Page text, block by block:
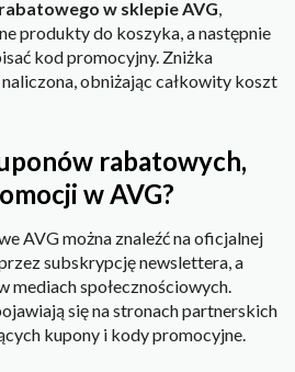
w sklepie AVG,
produkty do koszyka, a następnie
kod promocyjny. Zniżka
obniżając całkowity koszt
rabatowych,
w AVG?
AVG można znaleźć na oficjalnej
subskrypcję newslettera, a
mediach społecznościowych.
się na stronach partnerskich
kupony i kody promocyjne.